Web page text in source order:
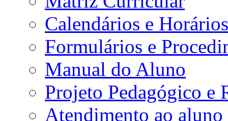
Calendários e Horários
Formulários e
Manual do Aluno
Projeto Pedagógico e
Atendimento ao aluno